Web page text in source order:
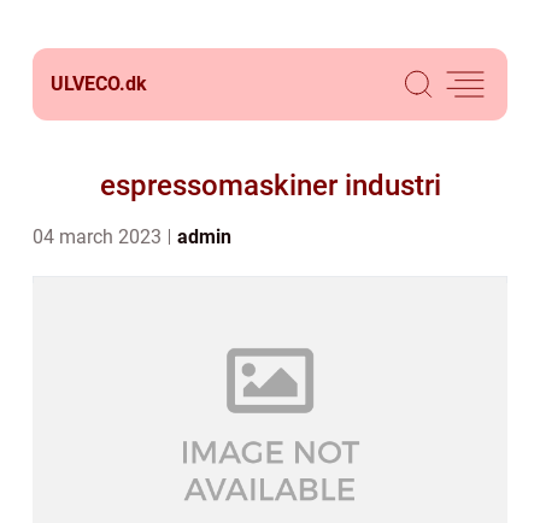
ULVECO.dk
espressomaskiner industri
04 march 2023 admin